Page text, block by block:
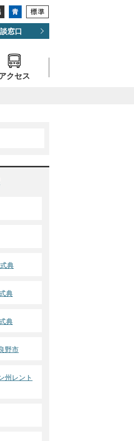
窓口
クセス
典
典
典
野市
州レント